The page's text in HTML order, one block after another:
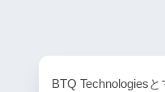
BTQ Technologiesと